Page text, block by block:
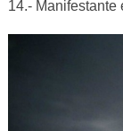
14.- Manifestante